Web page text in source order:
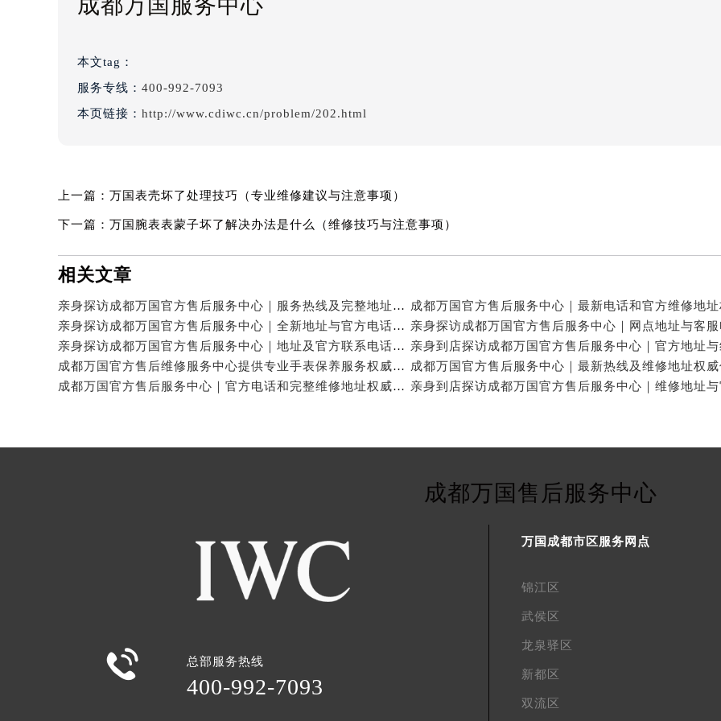
成都万国服务中心
本文tag：
服务专线： 400-992-7093
本页链接： http://www.cdiwc.cn/problem/202.html
上一篇： 万国表壳坏了处理技巧（专业维修建议与注意事项）
下一篇： 万国腕表表蒙子坏了解决办法是什么（维修技巧与注意事项）
相关文章
亲身探访成都万国官方售后服务中心｜服务热线及完整地址（2026年7月最新）
亲身探访成都万国官方售后服务中心｜全新地址与官方电话（2026年7月最新）
亲身探访成都万国官方售后服务中心｜地址及官方联系电话（2026年7月最新）
成都万国官方售后维修服务中心提供专业手表保养服务权威公示（2026年7月最新）
成都万国官方售后服务中心｜官方电话和完整维修地址权威信息公示（2026年7月最新）
成都万国售后服务中心
 总部服务热线
400-992-7093
万国成都市区服务网点
锦江区
武侯区
龙泉驿区
新都区
双流区